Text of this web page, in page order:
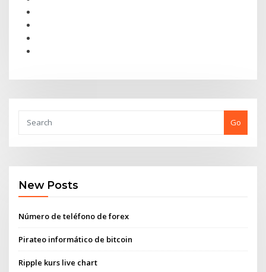
Go
New Posts
Número de teléfono de forex
Pirateo informático de bitcoin
Ripple kurs live chart